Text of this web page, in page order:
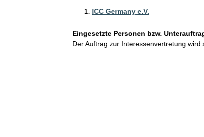
ICC Germany e.V.
Eingesetzte Personen bzw.
Der Auftrag zur Interessenvertretung wird